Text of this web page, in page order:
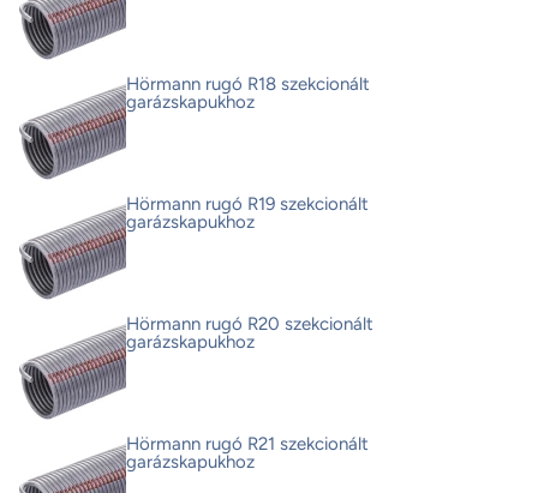
Hörmann rugó R18 szekcionált
garázskapukhoz
Hörmann rugó R19 szekcionált
garázskapukhoz
Hörmann rugó R20 szekcionált
garázskapukhoz
Hörmann rugó R21 szekcionált
garázskapukhoz